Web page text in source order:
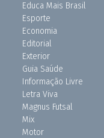
Educa Mais Brasil
Esporte
Economia
Editorial
Exterior
Guia Saúde
Informação Livre
Letra Viva
Magnus Futsal
Mix
Motor